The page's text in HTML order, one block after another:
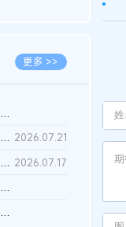
更多 >>
人工智能大模型训练中著作权的合理使用
2026.07.28
数据权益竞争法保护的裁判路径构建 2026.07.21
平行进口商标侵权司法判定规则的困境与纾解 2026.07.17
商标犯罪法益及罪与非罪界限研究
人工智能生成内容的著作权司法认定：演进逻辑、现实困境与规则建...